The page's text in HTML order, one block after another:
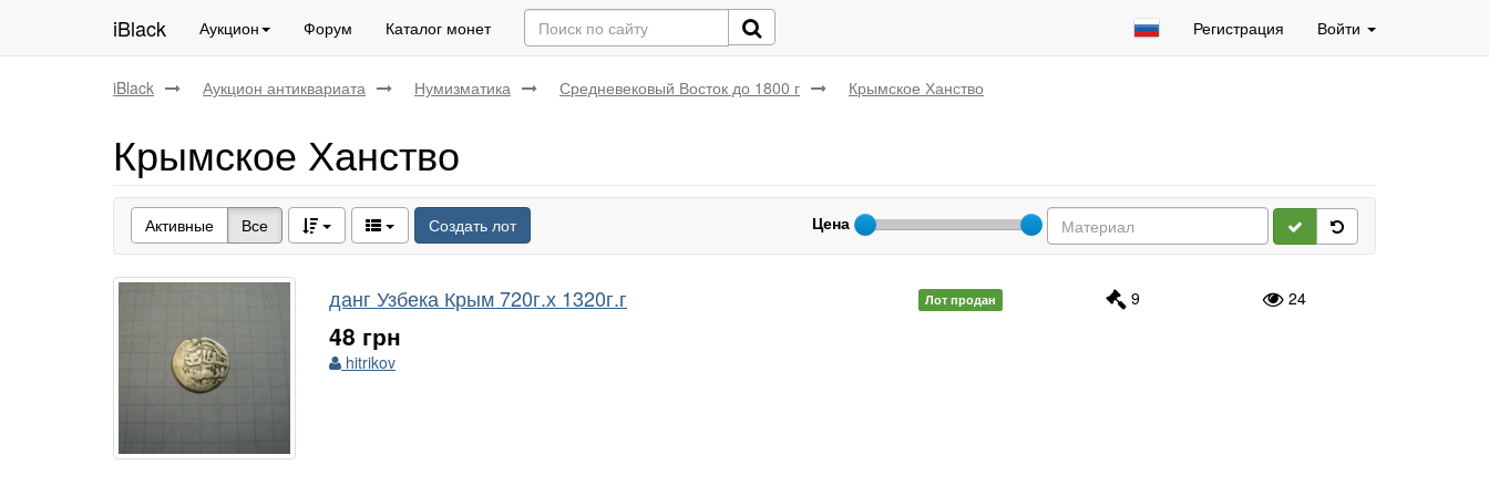
iBlack Аукцион Форум Каталог монет Регистрация Войти
iBlack Аукцион антиквариата Нумизматика Средневековый Восток до 1800 г Крымское Ханство
Крымское Ханство
Активные Все Создать лот Цена
данг Узбека Крым 720г.х 1320г.г
48 грн
hitrikov
Лот продан 9 24